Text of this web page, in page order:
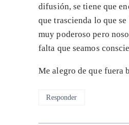
difusión, se tiene que
que trascienda lo que
muy poderoso pero
falta que seamos
Me alegro de que fuera
Responder